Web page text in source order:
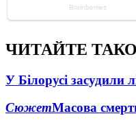
ЧИТАЙТЕ
У Білорусі засудили
СюжетМасова